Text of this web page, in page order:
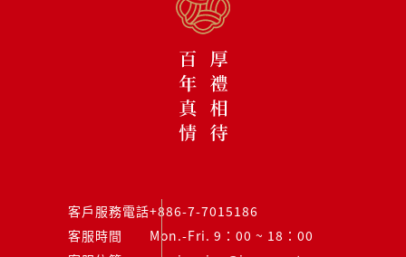
客戶服務電話+886-7-7015186
客服時間
Mon.-Fri. 9：00 ~ 18：00